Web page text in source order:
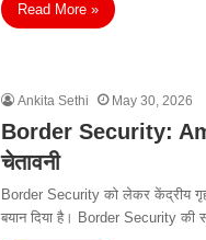
Read More »
Ankita Sethi May 30, 2026
Border Security:
चेतावनी
Border Security को लेकर केंद्रीय
बयान दिया है। Border Security की